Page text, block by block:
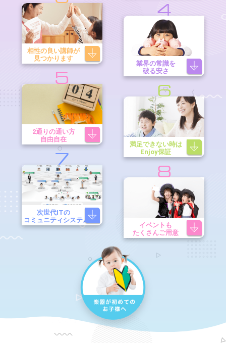
相性の良い講師が
見つかります
4
業界の常識を
破る安さ
5
2通りの通い方
自由自在
6
満足できない時は
Enjoy保証
7
次世代ITの
コミュニティシステム
8
イベントも
たくさんご用意